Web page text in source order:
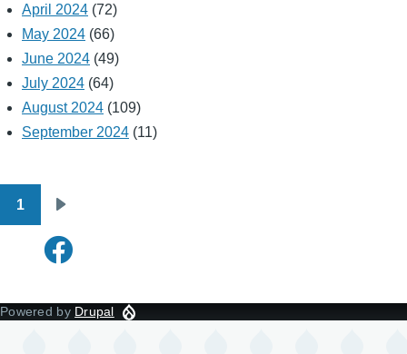
April 2024 (72)
May 2024 (66)
June 2024 (49)
July 2024 (64)
August 2024 (109)
September 2024 (11)
Pagination
1
page
Powered by Drupal